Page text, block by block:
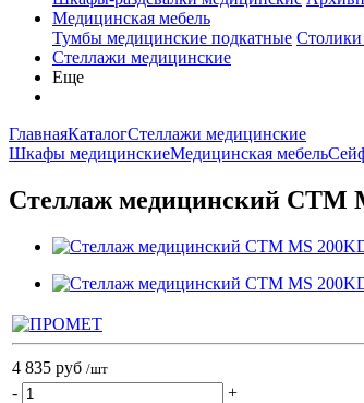
Медицинская мебель
Тумбы медицинские подкатные
Стеллажи медицинские
Еще
ГлавнаяКаталогСтеллажи медицинские
Шкафы медицинскиеМедицинская мебель
Стеллаж медицинский СТМ
4 835 руб /шт
- +